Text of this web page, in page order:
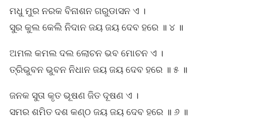
ମଧୁ ମୁର ନରକ ବିନାଶନ ଗରୁଡାସନ ଏ ।
ସୁର କୁଲ କେଲି ନିଦାନ ଜୟ ଜୟ ଦେବ ହରେ ॥ ୪ ॥
ଅମଲ କମଲ ଦଲ ଲୋଚନ ଭବ ମୋଚନ ଏ ।
ତ୍ରିଭୁବନ ଭୁବନ ନିଧାନ ଜୟ ଜୟ ଦେବ ହରେ ॥ ୫ ॥
ଜନକ ସୁତା କୃତ ଭୂଷଣ ଜିତ ଦୂଷଣ ଏ ।
ସମର ଶମିତ ଦଶ କଣ୍ଠ ଜୟ ଜୟ ଦେବ ହରେ ॥ ୬ ॥